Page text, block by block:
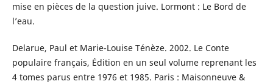
mise en pièces de la question juive. Lormont : Le Bord de
l’eau.
Delarue, Paul et Marie-Louise Ténèze. 2002. Le Conte
populaire français, Édition en un seul volume reprenant les
4 tomes parus entre 1976 et 1985. Paris : Maisonneuve &